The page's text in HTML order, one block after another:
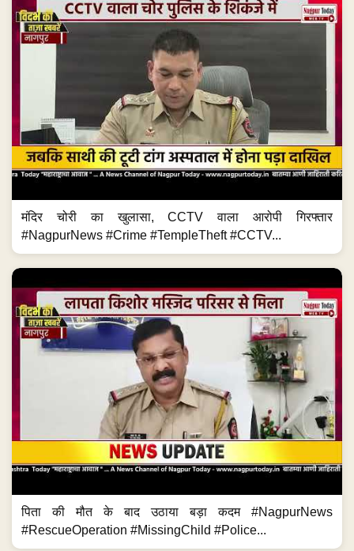
मंदिर चोरी का खुलासा, CCTV वाला आरोपी गिरफ्तार
#NagpurNews #Crime #TempleTheft #CCTV...
पिता की मौत के बाद उठाया बड़ा कदम #NagpurNews
#RescueOperation #MissingChild #Police...